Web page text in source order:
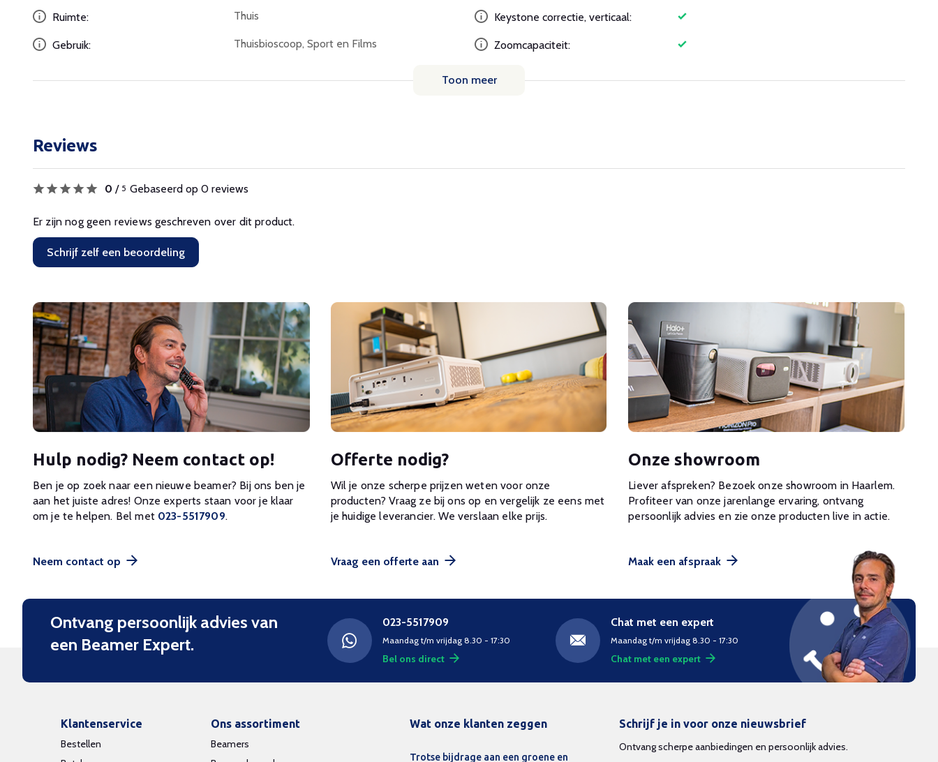
Ruimte: Thuis
Gebruik: Thuisbioscoop, Sport en Films
Keystone correctie, verticaal:
Zoomcapaciteit:
Toon meer
Reviews
0 / 5 Gebaseerd op 0 reviews
Er zijn nog geen reviews geschreven over dit product.
Schrijf zelf een beoordeling
Hulp nodig? Neem contact op!
Ben je op zoek naar een nieuwe beamer? Bij ons ben je
aan het juiste adres! Onze experts staan voor je klaar
om je te helpen. Bel met 023-5517909.
Neem contact op
Offerte nodig?
Wil je onze scherpe prijzen weten voor onze
producten? Vraag ze bij ons op en vergelijk ze eens met
je huidige leverancier. We verslaan elke prijs.
Vraag een offerte aan
Onze showroom
Liever afspreken? Bezoek onze showroom in Haarlem.
Profiteer van onze jarenlange ervaring, ontvang
persoonlijk advies en zie onze producten live in actie.
Maak een afspraak
Ontvang persoonlijk advies van
een Beamer Expert.
023-5517909
Maandag t/m vrijdag 8.30 - 17:30
Bel ons direct
Chat met een expert
Maandag t/m vrijdag 8.30 - 17:30
Chat met een expert
Klantenservice
Bestellen
Ons assortiment
Beamers
Wat onze klanten zeggen
Trotse bijdrage aan een groene en
Schrijf je in voor onze nieuwsbrief
Ontvang scherpe aanbiedingen en persoonlijk advies.